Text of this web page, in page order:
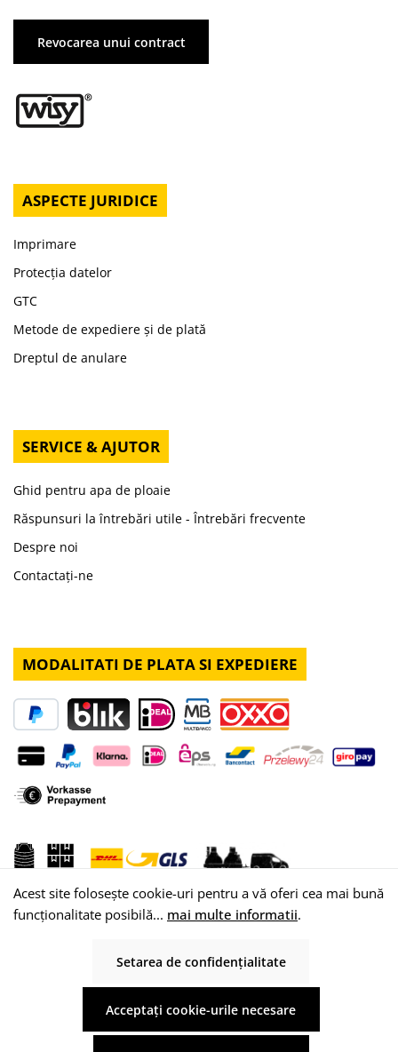
Revocarea unui contract
ASPECTE JURIDICE
Imprimare
Protecția datelor
GTC
Metode de expediere și de plată
Dreptul de anulare
SERVICE & AJUTOR
Ghid pentru apa de ploaie
Răspunsuri la întrebări utile - Întrebări frecvente
Despre noi
Contactați-ne
MODALITATI DE PLATA SI EXPEDIERE
Acest site folosește cookie-uri pentru a vă oferi cea mai bună
funcționalitate posibilă... mai multe informatii.
Setarea de confidențialitate
Acceptați cookie-urile necesare